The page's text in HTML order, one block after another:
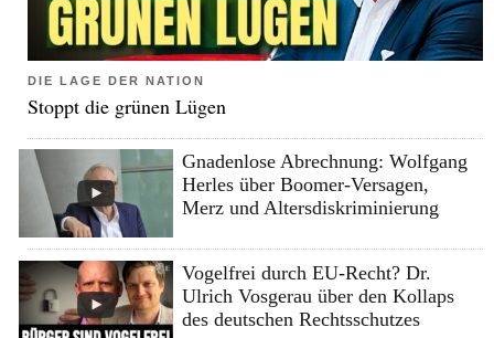
DIE LAGE DER NATION
Stoppt die grünen Lügen
Gnadenlose Abrechnung: Wolfgang
Herles über Boomer-Versagen,
Merz und Altersdiskriminierung
Vogelfrei durch EU-Recht? Dr.
Ulrich Vosgerau über den Kollaps
des deutschen Rechtsschutzes